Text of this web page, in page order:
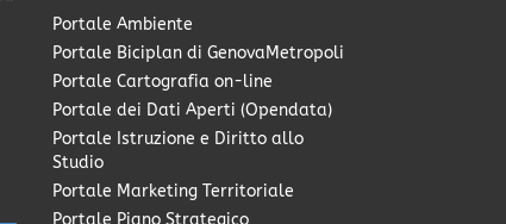
Portale Ambiente
Portale Biciplan di GenovaMetropoli
Portale Cartografia on-line
Portale dei Dati Aperti (Opendata)
Portale Istruzione e Diritto allo
Studio
Portale Marketing Territoriale
Portale Piano Strategico